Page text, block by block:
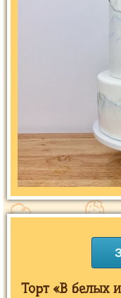
Торт «В белых